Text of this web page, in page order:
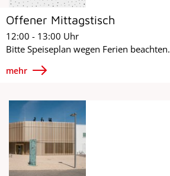
Offener Mittagstisch
12:00 - 13:00 Uhr
Bitte Speiseplan wegen Ferien beachten.
mehr